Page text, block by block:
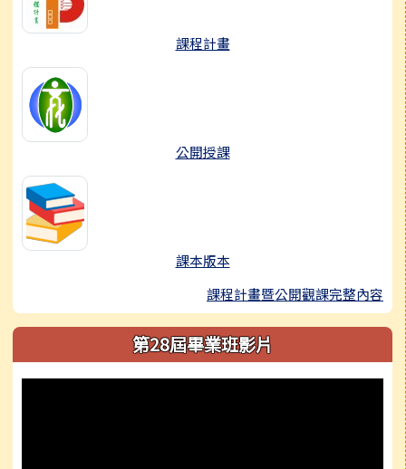
課程計畫
公開授課
課本版本
課程計畫暨公開觀課完整內容
第28屆畢業班影片